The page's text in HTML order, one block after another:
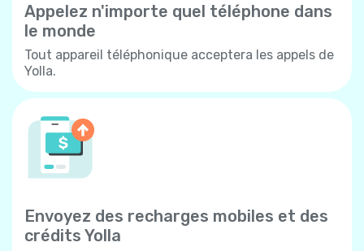
Appelez n'importe quel téléphone dans
le monde
Tout appareil téléphonique acceptera les appels de
Yolla.
Envoyez des recharges mobiles et des
crédits Yolla